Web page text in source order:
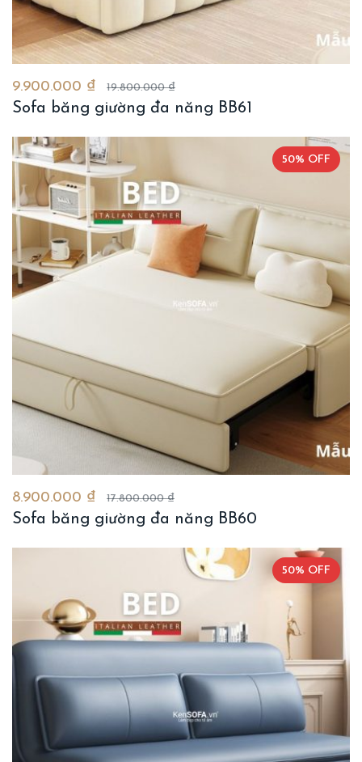
9.900.000 ₫ 19.800.000 ₫
Sofa băng giường đa năng BB61
50% OFF
8.900.000 ₫ 17.800.000 ₫
Sofa băng giường đa năng BB60
50% OFF